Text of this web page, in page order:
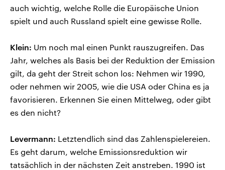
auch wichtig, welche Rolle die Europäische Union
spielt und auch Russland spielt eine gewisse Rolle.
Klein: Um noch mal einen Punkt rauszugreifen. Das
Jahr, welches als Basis bei der Reduktion der Emission
gilt, da geht der Streit schon los: Nehmen wir 1990,
oder nehmen wir 2005, wie die USA oder China es ja
favorisieren. Erkennen Sie einen Mittelweg, oder gibt
es den nicht?
Levermann: Letztendlich sind das Zahlenspielereien.
Es geht darum, welche Emissionsreduktion wir
tatsächlich in der nächsten Zeit anstreben. 1990 ist